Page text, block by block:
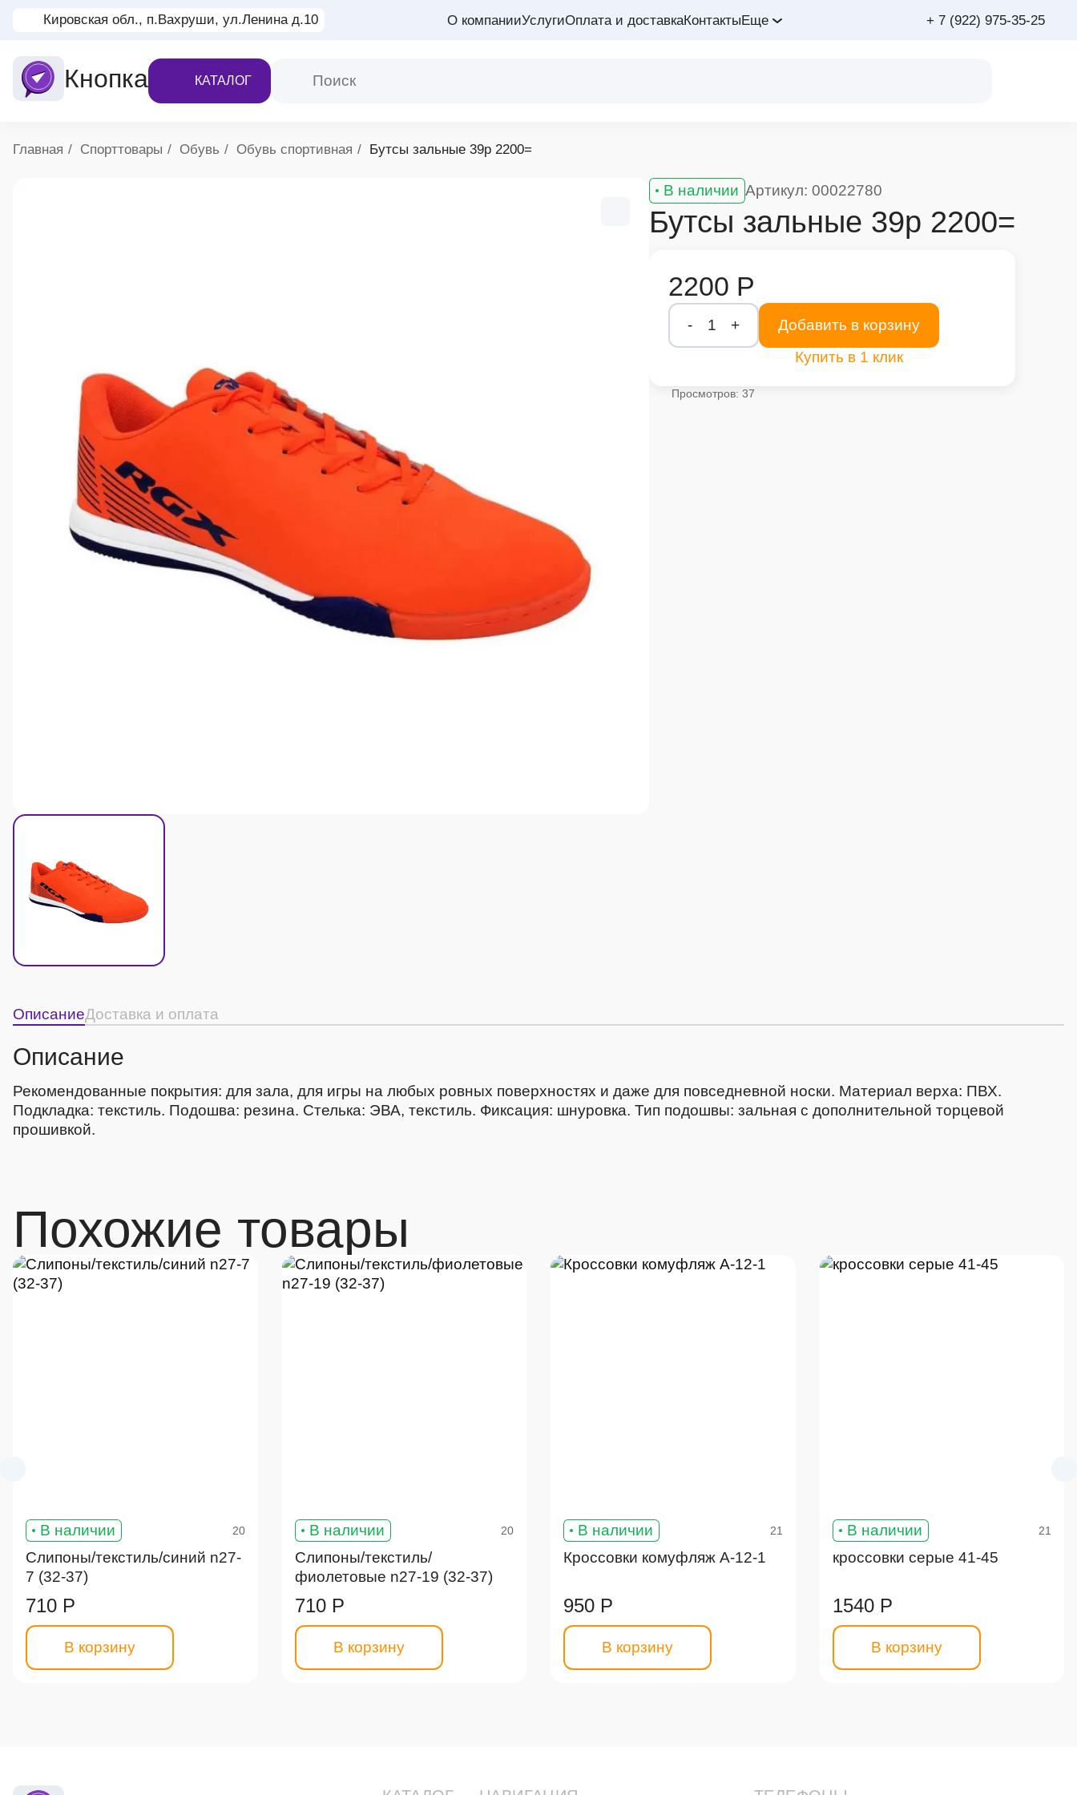
Кировская обл., п.Вахруши, ул.Ленина д.10 О компанииУслугиОплата и доставкаКонтактыЕще + 7 (922) 975-35-25
Кнопка КАТАЛОГ
Хлебные крошки
Главная Спорттовары Обувь Обувь спортивная Бутсы зальные 39р 2200=
В наличии Артикул: 00022780
Бутсы зальные 39р 2200=
2200 Р
- 1 +
Добавить в корзину
Купить в 1 клик
Просмотров: 37
ОписаниеДоставка и оплата
Описание
Рекомендованные покрытия: для зала, для игры на любых ровных поверхностях и даже для повседневной носки. Материал верха: ПВХ.
Подкладка: текстиль. Подошва: резина. Стелька: ЭВА, текстиль. Фиксация: шнуровка. Тип подошвы: зальная с дополнительной торцевой
прошивкой.
Похожие товары
В наличии 20
Слипоны/текстиль/синий n27-
7 (32-37)
710 Р
В корзину
В наличии 20
Слипоны/текстиль/
фиолетовые n27-19 (32-37)
710 Р
В корзину
В наличии 21
Кроссовки комуфляж А-12-1
950 Р
В корзину
В наличии 21
кроссовки серые 41-45
1540 Р
В корзину